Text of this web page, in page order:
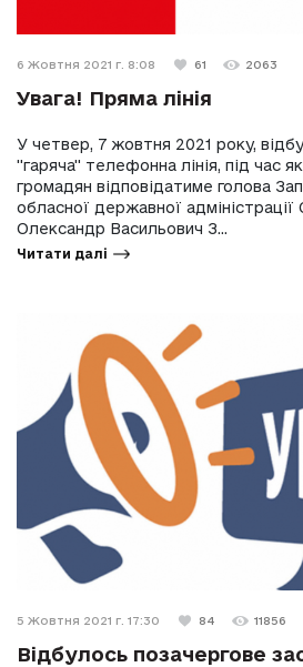
6 Жовтня 2021 г. 8:08 61 2063
Увага! Пряма лінія
У четвер, 7 жовтня 2021 року,
"гаряча" телефонна лінія, під час
громадян відповідатиме голова
обласної державної
Олександр Васильович З...
Читати далі
5 Жовтня 2021 г. 17:30 84 11856
Відбулось позачергове